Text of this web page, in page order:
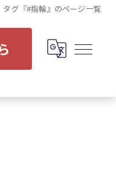
タグ『#指輪』のページ一覧